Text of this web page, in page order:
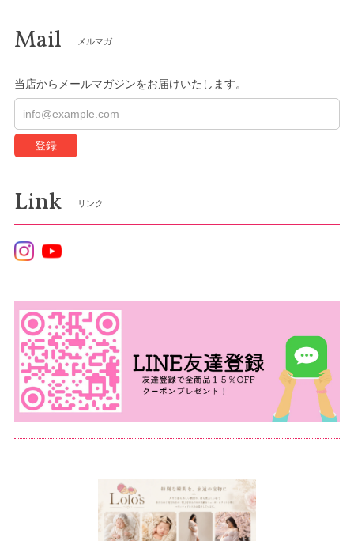
Mail メルマガ
当店からメールマガジンをお届けいたします。
登録
Link リンク